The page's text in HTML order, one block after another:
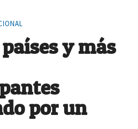
y más
por un